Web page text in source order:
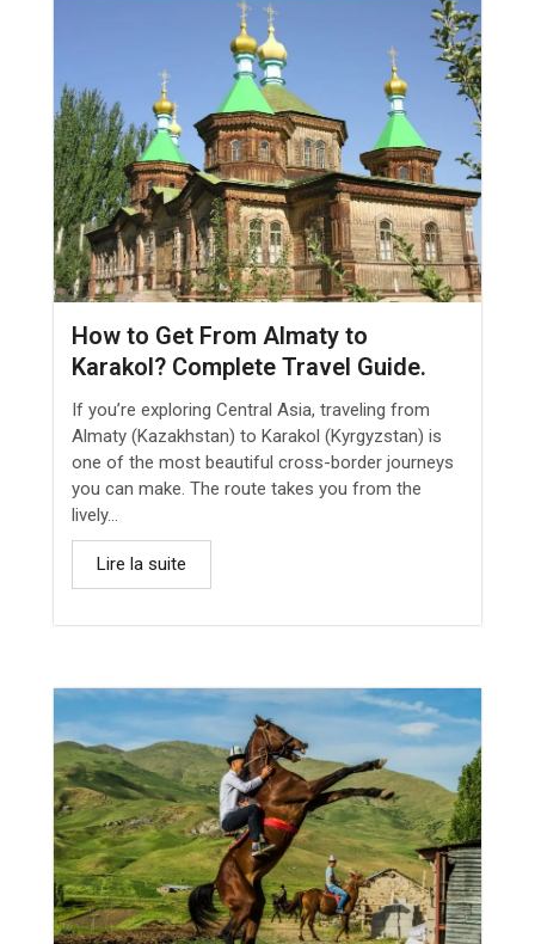
How to Get From Almaty to
Karakol? Complete Travel Guide.
If you’re exploring Central Asia, traveling from
Almaty (Kazakhstan) to Karakol (Kyrgyzstan) is
one of the most beautiful cross-border journeys
you can make. The route takes you from the
lively...
Lire la suite